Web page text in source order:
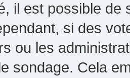
il est possible de
si des
ou les
sondage. Cela